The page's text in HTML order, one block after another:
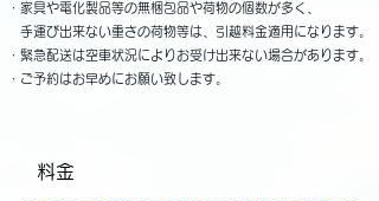
・家具や電化製品等の無梱包品や荷物の個数が多く、
手運び出来ない重さの荷物等は、引越料金適用になります。
・緊急配送は空車状況によりお受け出来ない場合があります。
・ご予約はお早めにお願い致します。
​料金